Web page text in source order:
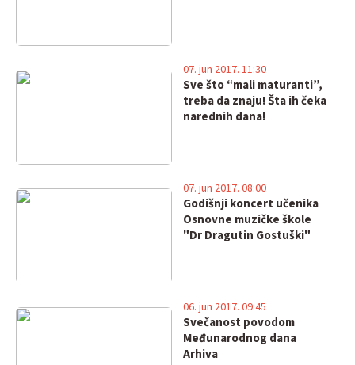
Sve što “mali maturanti”,
treba da znaju! Šta ih čeka
narednih dana!
07. jun 2017. 11:30
Godišnji koncert učenika
Osnovne muzičke škole
"Dr Dragutin Gostuški"
07. jun 2017. 08:00
Svečanost povodom
Međunarodnog dana
Arhiva
06. jun 2017. 09:45